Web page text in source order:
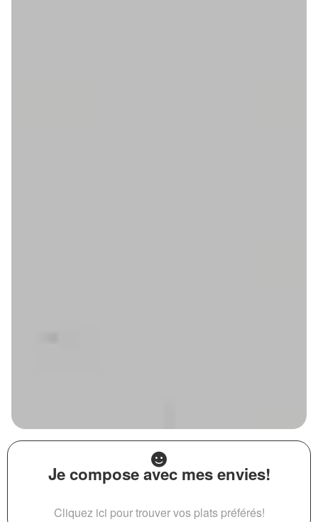
Je compose avec mes envies!
Cliquez ici pour trouver vos plats préférés!